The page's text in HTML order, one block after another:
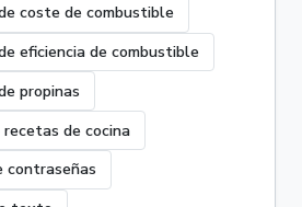
coste de combustible
eficiencia de combustible
propinas
de cocina
contraseñas